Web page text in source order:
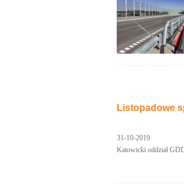
Listopadowe
31-10-2019
Katowicki oddział